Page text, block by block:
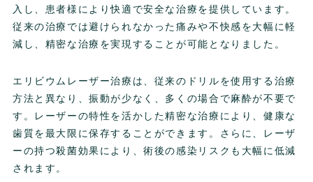
入し、患者様により快適で安全な治療を提供しています。
従来の治療では避けられなかった痛みや不快感を大幅に軽
減し、精密な治療を実現することが可能となりました。
エリビウムレーザー治療は、従来のドリルを使用する治療
方法と異なり、振動が少なく、多くの場合で麻酔が不要で
す。レーザーの特性を活かした精密な治療により、健康な
歯質を最大限に保存することができます。さらに、レーザ
ーの持つ殺菌効果により、術後の感染リスクも大幅に低減
されます。